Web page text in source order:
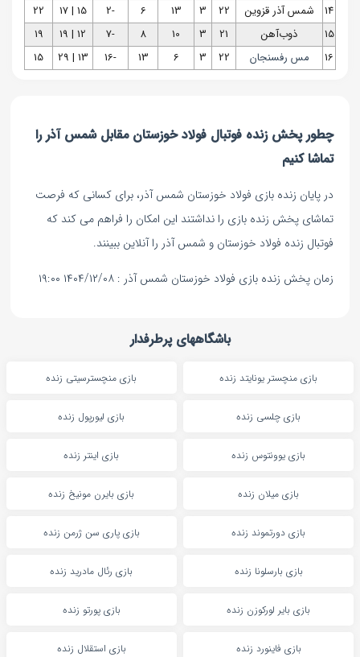
14
شمس آذر قزوین 22
3
13
6
-2
15 | 17
22
15
ذوب‌آهن 21
3
10
8
-7
12 | 19
19
16
مس رفسنجان 22
3
6
13
-16
13 | 29
15
چطور پخش زنده فوتبال فولاد خوزستان مقابل شمس آذر را
تماشا کنیم
در پایان زنده بازی فولاد خوزستان شمس آذر، برای کسانی که فرصت
تماشای پخش زنده بازی را نداشتند این امکان را فراهم می کند که
فوتبال زنده فولاد خوزستان و شمس آذر را آنلاین ببینند.
زمان پخش زنده بازی فولاد خوزستان شمس آذر : ۱۴۰۴/۱۲/۰۸ ۱۹:۰۰
باشگاههای پرطرفدار
بازی منچستر یونایتد زنده بازی منچسترسیتی زنده
بازی چلسی زنده بازی لیورپول زنده
بازی یوونتوس زنده بازی اینتر زنده
بازی میلان زنده بازی بایرن مونیخ زنده
بازی دورتموند زنده بازی پاری سن ژرمن زنده
بازی بارسلونا زنده بازی رئال مادرید زنده
بازی بایر لورکوزن زنده بازی پورتو زنده
بازی فاینورد زنده بازی استقلال زنده